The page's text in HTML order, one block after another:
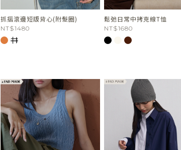
抓摺滾邊短版背心(附髮圈)
NT$1480
鬆弛日常中拷克線T恤
NT$1680